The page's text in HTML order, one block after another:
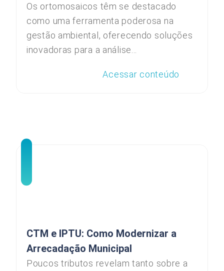
Os ortomosaicos têm se destacado
como uma ferramenta poderosa na
gestão ambiental, oferecendo soluções
inovadoras para a análise...
Acessar conteúdo
CTM e IPTU: Como Modernizar a
Arrecadação Municipal
Poucos tributos revelam tanto sobre a